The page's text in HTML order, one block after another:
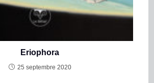
Eriophora
25 septembre 2020